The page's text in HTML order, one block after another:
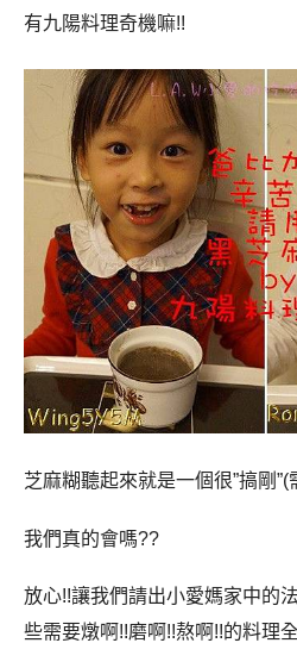
有九陽料理奇機嘛!!
芝麻糊聽起來就是一個很”搞剛
我們真的會嗎??
放心!!讓我們請出小愛媽家中的
些需要燉啊!!磨啊!!熬啊!!的料理